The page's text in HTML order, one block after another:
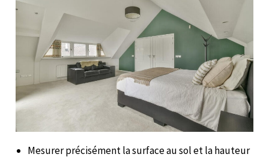
Mesurer précisément la surface au sol et la hauteur